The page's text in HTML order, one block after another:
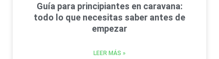
Guía para principiantes en caravana:
todo lo que necesitas saber antes de
empezar
LEER MÁS »